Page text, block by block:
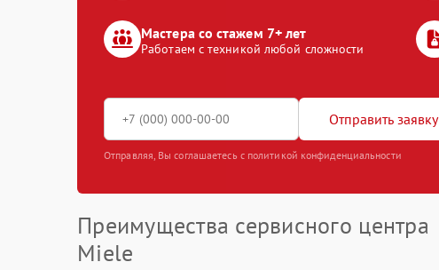
Мастера со стажем 7+ лет
Работаем с техникой любой сложности
Отправить заявку
Отправляя, Вы соглашаетесь с политикой конфиденциальности
Преимущества сервисного центра
Miele